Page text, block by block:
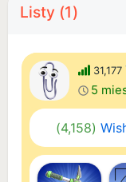
Listy (1)
31,177
5
(4,158)